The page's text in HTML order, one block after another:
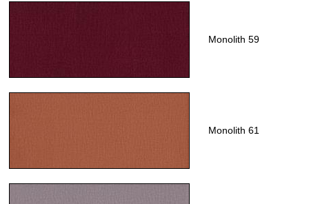
Monolith 59
Monolith 61